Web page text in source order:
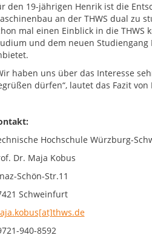
den 19-jährigen Henrik ist die
an der THWS dual zu
mal einen Einblick in die THWS
und dem neuen Studiengang
haben uns über das Interesse
dürfen“, lautet das Fazit
Hochschule Würzburg-
Dr. Maja Kobus
Schön-Str.11
Schweinfurt
940-8592